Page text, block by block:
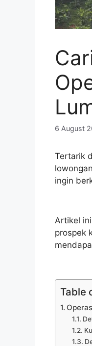
6 August
Tertarik
ingin
Artikel
prospek
Table